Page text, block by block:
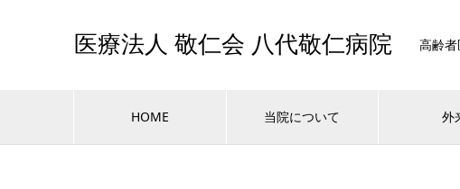
医療法人 敬仁会 八代敬仁病院 高齢
HOME 当院について 外